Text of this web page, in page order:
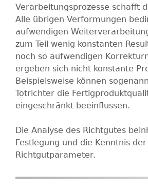
Verarbeitungsprozesse schafft
Alle übrigen Verformungen
aufwendigen
zum Teil wenig konstanten
noch so aufwendigen
ergeben sich nicht konstante
Beispielsweise können
Totrichter die
eingeschränkt beeinflussen.
Die Analyse des Richtgutes
Festlegung und die Kenntnis der
Richtgutparameter.